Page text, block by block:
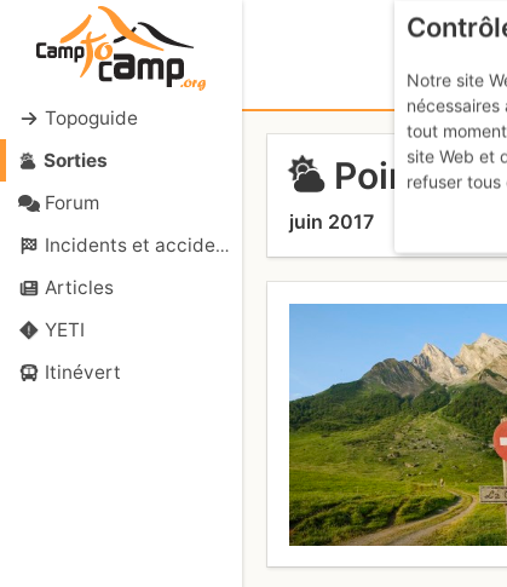
Topoguide
Sorties
Forum
Incidents et accidents
Articles
YETI
Itinévert
Pointes
juin 2017
Notre site
tout
site Web et
refuser tous